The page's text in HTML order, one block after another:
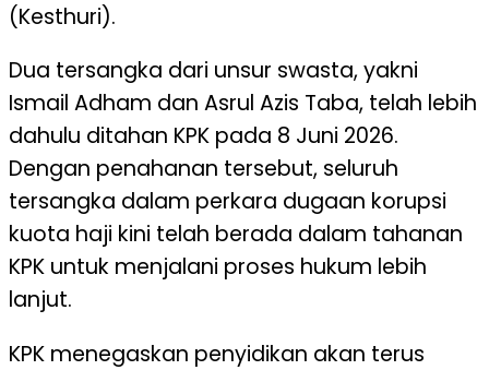
(Kesthuri).
Dua tersangka dari unsur swasta, yakni
Ismail Adham dan Asrul Azis Taba, telah lebih
dahulu ditahan KPK pada 8 Juni 2026.
Dengan penahanan tersebut, seluruh
tersangka dalam perkara dugaan korupsi
kuota haji kini telah berada dalam tahanan
KPK untuk menjalani proses hukum lebih
lanjut.
KPK menegaskan penyidikan akan terus